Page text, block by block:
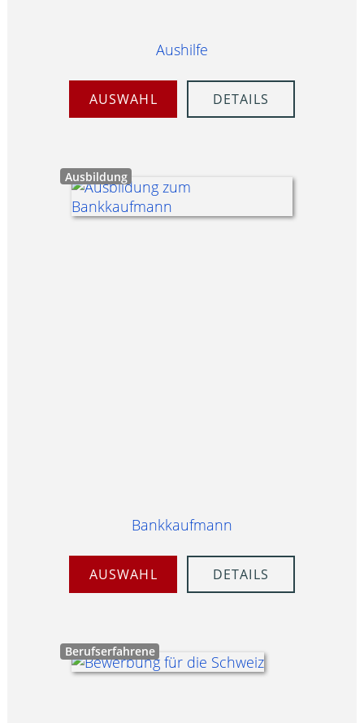
Aushilfe
AUSWAHL DETAILS
Ausbildung
Bankkaufmann
AUSWAHL DETAILS
Berufserfahrene